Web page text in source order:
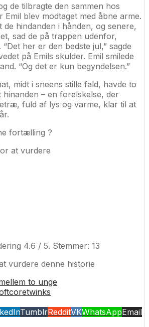
de tilbragte den sammen hos
Emil blev modtaget med åbne arme.
hindanden i hånden, og senere,
sad de på trappen udenfor,
her er den bedste jul,” sagde
på Emils skulder. Emil smilede
“Og det er kun begyndelsen.”
midt i sneens stille fald, havde to
– en forelskelse, der
fuld af lys og varme, klar til at
fortælling ?
at vurdere
4.6 / 5. Stemmer: 13
vurdere denne historie
to unge
twinks
TumblrRedditVKWhatsAppEmail